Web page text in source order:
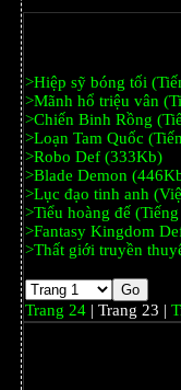
>Hiệp sỹ bóng tối
>Mãnh hổ triệu vân
>Chiến Binh Rồng
>Loạn Tam Quốc
>Robo Def (333Kb)
>Blade Demon
>Lục đạo tinh anh
>Tiểu hoàng đế
>Fantasy Kingdom
>Thất giới truyền
Trang 24 | Trang 23 |